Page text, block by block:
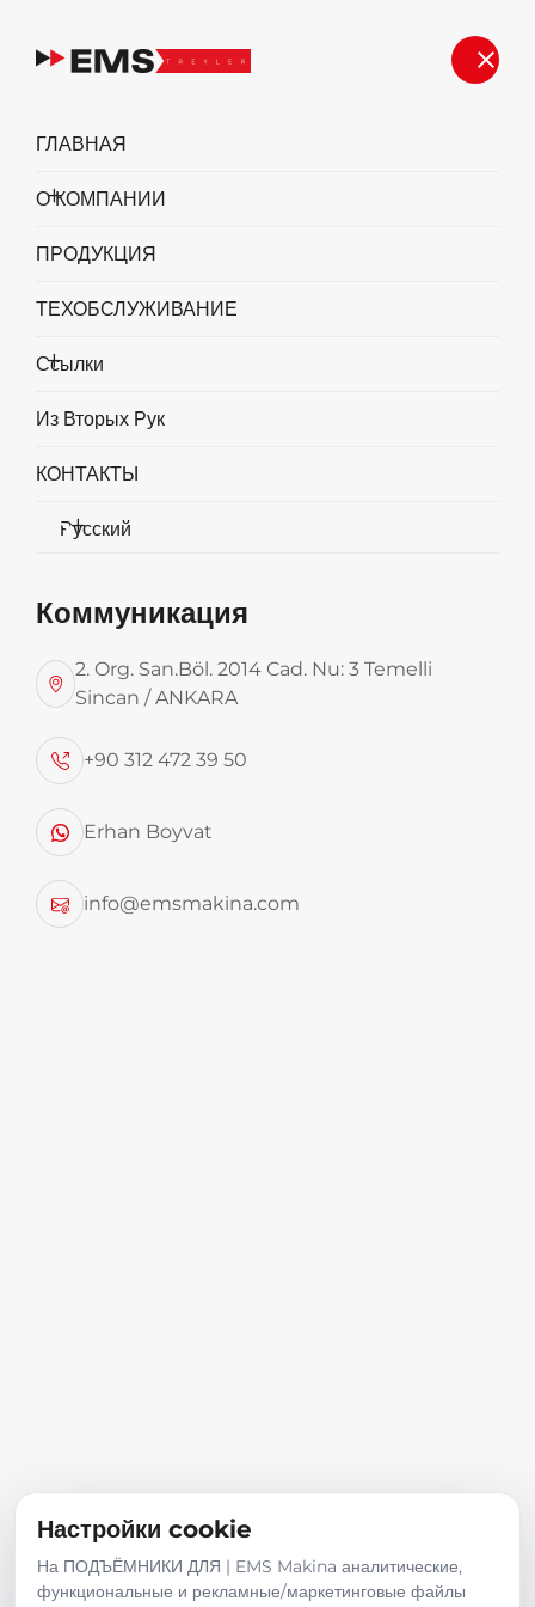
ГЛАВНАЯ
О КОМПАНИИ
ПРОДУКЦИЯ
ТЕХОБСЛУЖИВАНИЕ
Ссылки
Из Вторых Рук
КОНТАКТЫ
Русский
Коммуникация
2. Org. San.Böl. 2014 Cad. Nu: 3 Temelli
Sincan / ANKARA
+90 312 472 39 50
Erhan Boyvat
info@emsmakina.com
ПОДЪЁМНИКИ ДЛЯ
КРЮКОВЫЕ ПОДЪЁМНИКИ
Обработка отходов EMS и крюковые погрузчики
Настройки cookie
На ПОДЪЁМНИКИ ДЛЯ | EMS Makina аналитические,
функциональные и рекламные/маркетинговые файлы